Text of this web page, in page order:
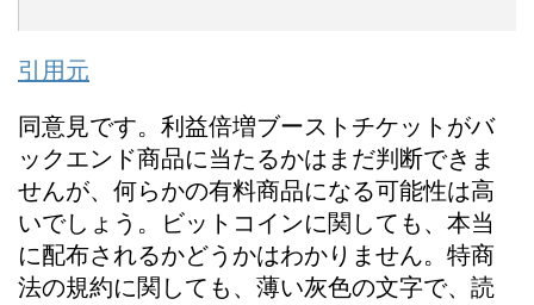
引用元
同意見です。利益倍増ブーストチケットがバ
ックエンド商品に当たるかはまだ判断できま
せんが、何らかの有料商品になる可能性は高
いでしょう。ビットコインに関しても、本当
に配布されるかどうかはわかりません。特商
法の規約に関しても、薄い灰色の文字で、読